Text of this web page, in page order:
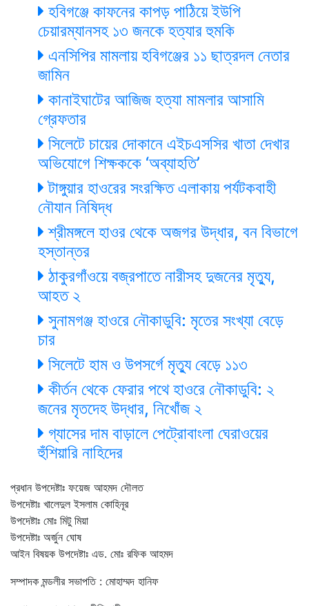
হবিগঞ্জে কাফনের কাপড় পাঠিয়ে ইউপি
চেয়ারম্যানসহ ১৩ জনকে হত্যার হুমকি
এনসিপির মামলায় হবিগঞ্জের ১১ ছাত্রদল নেতার
জামিন
কানাইঘাটের আজিজ হত্যা মামলার আসামি
গ্রেফতার
সিলেটে চায়ের দোকানে এইচএসসির খাতা দেখার
অভিযোগে শিক্ষককে ‘অব্যাহতি’
টাঙ্গুয়ার হাওরের সংরক্ষিত এলাকায় পর্যটকবাহী
নৌযান নিষিদ্ধ
শ্রীমঙ্গলে হাওর থেকে অজগর উদ্ধার, বন বিভাগে
হস্তান্তর
ঠাকুরগাঁওয়ে বজ্রপাতে নারীসহ দুজনের মৃত্যু,
আহত ২
সুনামগঞ্জ হাওরে নৌকাডুবি: মৃতের সংখ্যা বেড়ে
চার
সিলেটে হাম ও উপসর্গে মৃত্যু বেড়ে ১১৩
কীর্তন থেকে ফেরার পথে হাওরে নৌকাডুবি: ২
জনের মৃতদেহ উদ্ধার, নিখোঁজ ২
গ্যাসের দাম বাড়ালে পেট্রোবাংলা ঘেরাওয়ের
হুঁশিয়ারি নাহিদের
প্রধান উপদেষ্টাঃ ফয়েজ আহমদ দৌলত
উপদেষ্টাঃ খালেদুল ইসলাম কোহিনূর
উপদেষ্টাঃ মোঃ মিটু মিয়া
উপদেষ্টাঃ অর্জুন ঘোষ
আইন বিষয়ক উপদেষ্টাঃ এড. মোঃ রফিক আহমদ
সম্পাদক মন্ডলীর সভাপতি : মোহাম্মদ হানিফ